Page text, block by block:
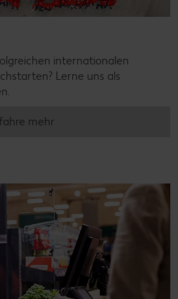
internationalen
Lerne uns als
mehr